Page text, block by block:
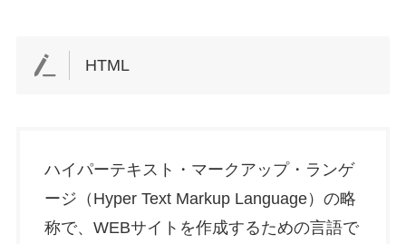
HTML
ハイパーテキスト・マークアップ・ランゲ
ージ（Hyper Text Markup Language）の略
称で、WEBサイトを作成するための言語で